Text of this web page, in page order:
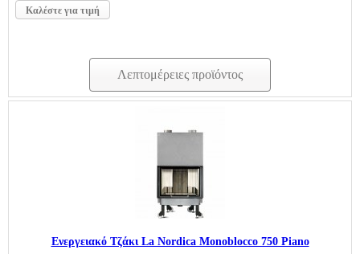
Καλέστε για τιμή
Λεπτομέρειες προϊόντος
Ενεργειακό Τζάκι La Nordica Monoblocco 750 Piano